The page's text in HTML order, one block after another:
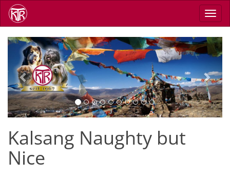
Direkt
zum
Inhalt
Previous Next
Kalsang Naughty but
Nice